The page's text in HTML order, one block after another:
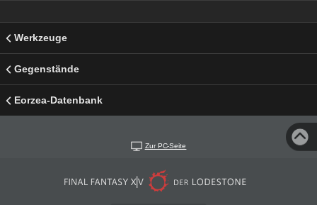
Werkzeuge
Gegenstände
Eorzea-Datenbank
Zur PC-Seite